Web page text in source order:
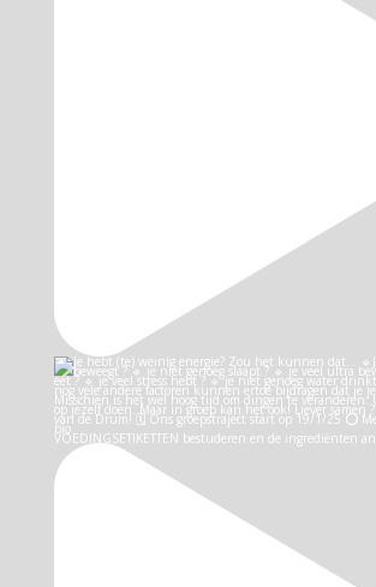
VOEDINGSETIKETTEN bestuderen en de ingrediënten an